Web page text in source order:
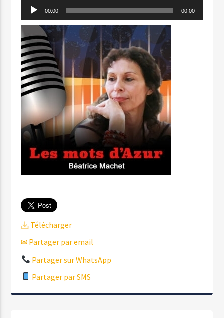
Lecteur 00:00 00:00
Télécharger
✉ Partager par email
Partager sur WhatsApp
Partager par SMS